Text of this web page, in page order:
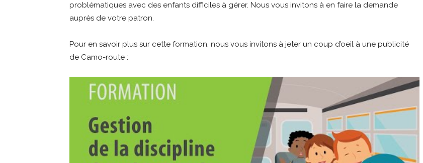
problématiques avec des enfants difficiles à gérer. Nous vous invitons à en faire la demande
auprès de votre patron.
Pour en savoir plus sur cette formation, nous vous invitons à jeter un coup d’oeil à une publicité
de Camo-route :